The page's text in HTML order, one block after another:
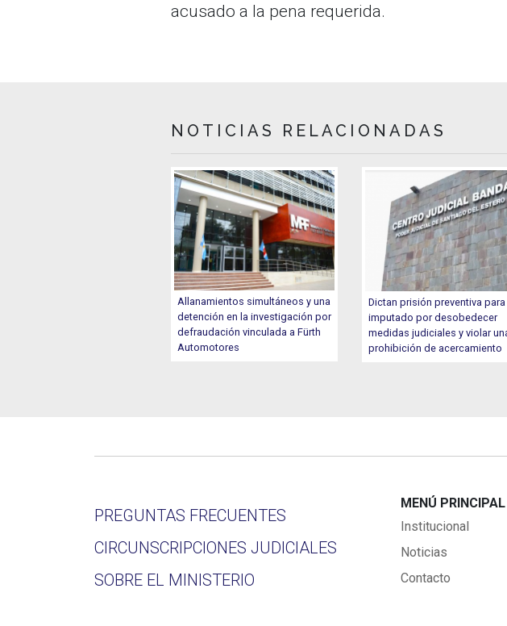
acusado a la pena requerida.
NOTICIAS RELACIONADAS
Allanamientos simultáneos y una
detención en la investigación por
defraudación vinculada a Fürth
Automotores
Dictan prisión preventiva para
imputado por desobedecer
medidas judiciales y violar
prohibición de acercamiento
PREGUNTAS FRECUENTES
CIRCUNSCRIPCIONES JUDICIALES
SOBRE EL MINISTERIO
MENÚ PRINCIPAL
Institucional
Noticias
Contacto